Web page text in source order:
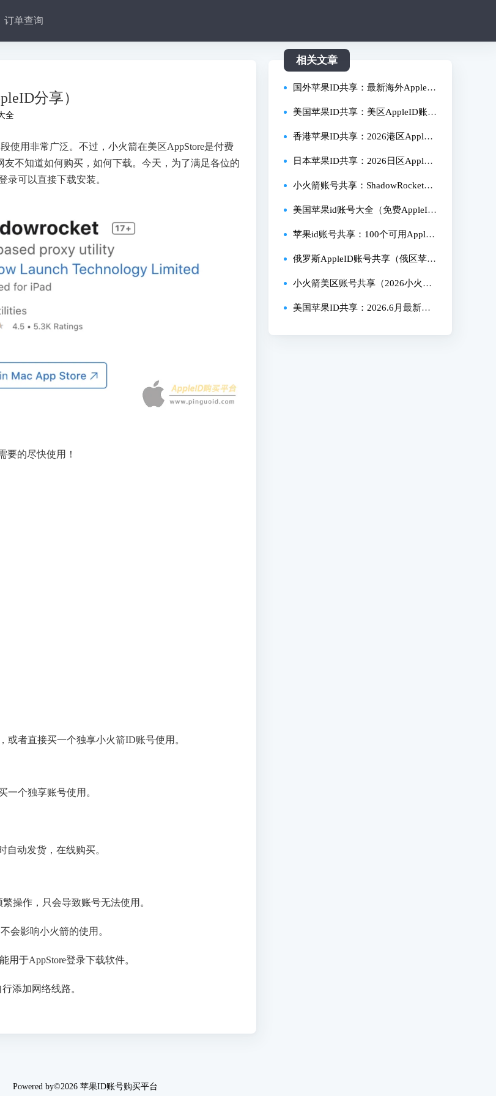
订单查询
分享）
全
使用非常广泛。不过，小火箭在美区AppStore是付费
不知道如何购买，如何下载。今天，为了满足各位的
录可以直接下载安装。
要的尽快使用！
或者直接买一个独享小火箭ID账号使用。
一个独享账号使用。
动发货，在线购买。
操作，只会导致账号无法使用。
会影响小火箭的使用。
于AppStore登录下载软件。
添加网络线路。
相关文章
国外苹果ID共享：最新海外AppleID
账号免费分享！
美国苹果ID共享：美区AppleID账号
免费分享！
香港苹果ID共享：2026港区AppleI
D免费分享！
日本苹果ID共享：2026日区AppleI
D账号免费分享！
小火箭账号共享：ShadowRocket苹
果下载ID分享！
美国苹果id账号大全（免费AppleID
领取中！）
苹果id账号共享：100个可用AppleI
D免费分享！
俄罗斯AppleID账号共享（俄区苹果
ID账号免费分享）
小火箭美区账号共享（2026小火箭
美国AppleID分享）
美国苹果ID共享：2026.6月最新美
Powered by©2026 苹果ID账号购买平台